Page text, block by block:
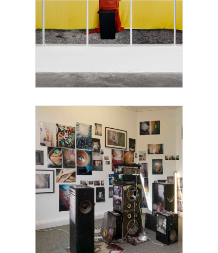
KUNSTWERK NIPPES c/o Koppelmann
Gallery, Installation